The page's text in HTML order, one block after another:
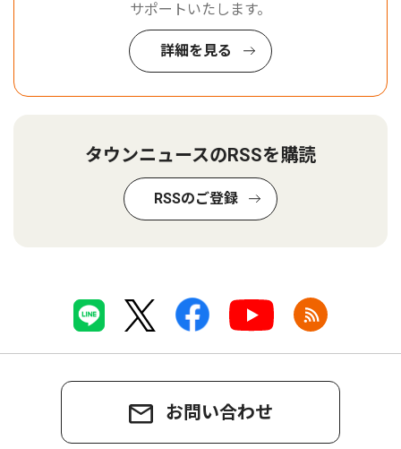
サポートいたします。
詳細を見る
タウンニュースのRSSを購読
RSSのご登録
お問い合わせ